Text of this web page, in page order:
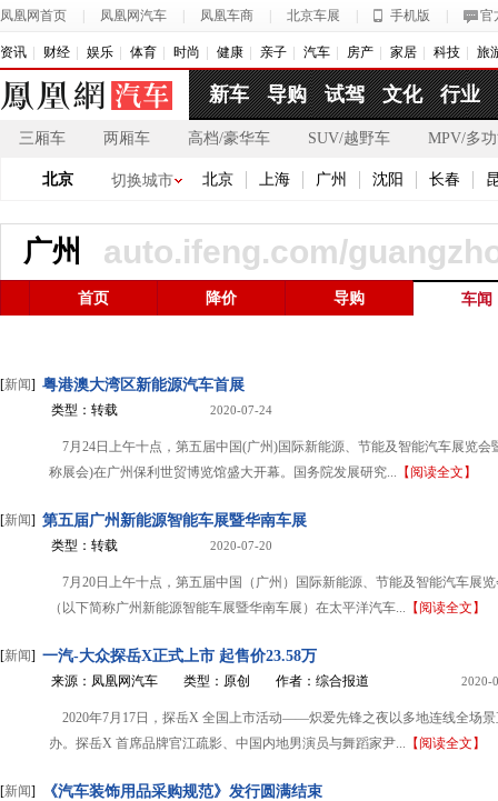
凤凰网首页 凤凰网汽车 凤凰车商 北京车展 手机版 官
资讯 财经 娱乐 体育 时尚 健康 亲子 汽车 房产 家居 科技 旅
新车 导购 试驾 文化 行业
三厢车 两厢车 高档/豪华车 SUV/越野车 MPV/多
北京 切换城市 北京 上海 广州 沈阳 长春
广州 auto.ifeng.com/
首页 降价 导购 车闻
[新闻] 粤港澳大湾区新能源汽车首展
类型：转载 2020-07-24
7月24日上午十点，第五届中国(广州)国际新能源、节能及智能汽车展览会
称展会)在广州保利世贸博览馆盛大开幕。国务院发展研究... 【阅读全文】
[新闻] 第五届广州新能源智能车展暨华南车展
类型：转载 2020-07-20
7月20日上午十点，第五届中国（广州）国际新能源、节能及智能汽车展
（以下简称广州新能源智能车展暨华南车展）在太平洋汽车... 【阅读全文】
[新闻] 一汽-大众探岳X正式上市 起售价23.58万
来源：凤凰网汽车 类型：原创 作者：综合报道 2020-
2020年7月17日，探岳X 全国上市活动——炽爱先锋之夜以多地连线全场
办。探岳X 首席品牌官江疏影、中国内地男演员与舞蹈家尹... 【阅读全文】
[新闻] 《汽车装饰用品采购规范》发行圆满结束